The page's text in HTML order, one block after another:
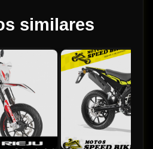
similares